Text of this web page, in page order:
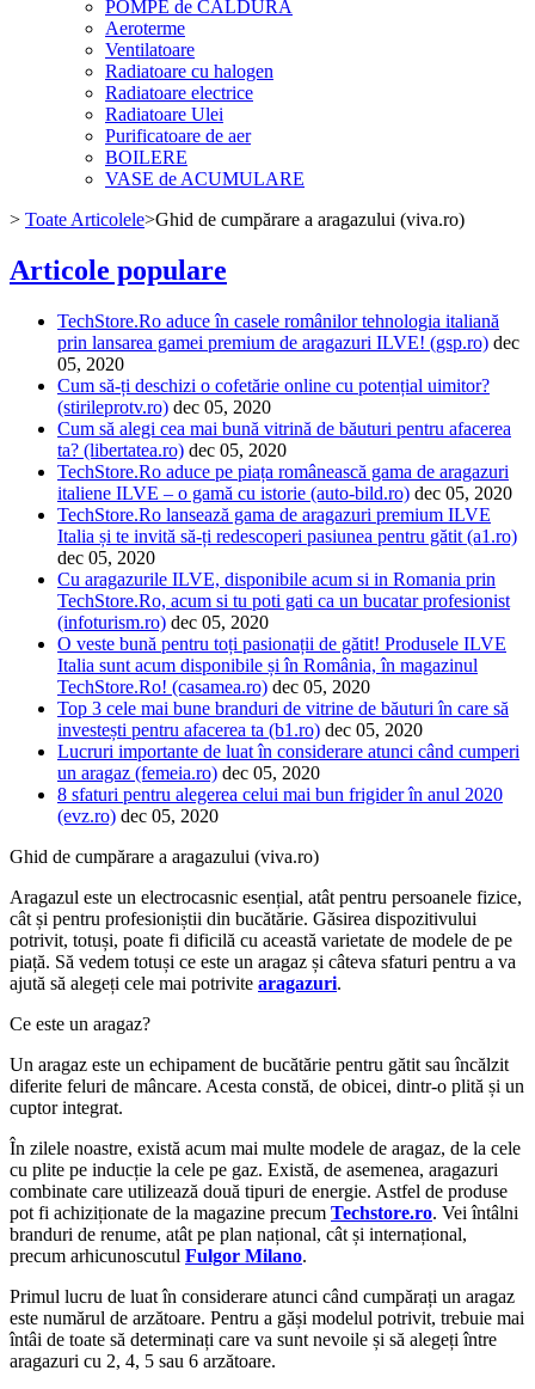
POMPE de CALDURA
Aeroterme
Ventilatoare
Radiatoare cu halogen
Radiatoare electrice
Radiatoare Ulei
Purificatoare de aer
BOILERE
VASE de ACUMULARE
> Toate Articolele>Ghid de cumpărare a aragazului (viva.ro)
Articole populare
TechStore.Ro aduce în casele românilor tehnologia italiană
prin lansarea gamei premium de aragazuri ILVE! (gsp.ro) dec
05, 2020
Cum să-ți deschizi o cofetărie online cu potențial uimitor?
(stirileprotv.ro) dec 05, 2020
Cum să alegi cea mai bună vitrină de băuturi pentru afacerea
ta? (libertatea.ro) dec 05, 2020
TechStore.Ro aduce pe piața românească gama de aragazuri
italiene ILVE – o gamă cu istorie (auto-bild.ro) dec 05, 2020
TechStore.Ro lansează gama de aragazuri premium ILVE
Italia și te invită să-ți redescoperi pasiunea pentru gătit (a1.ro)
dec 05, 2020
Cu aragazurile ILVE, disponibile acum si in Romania prin
TechStore.Ro, acum si tu poti gati ca un bucatar profesionist
(infoturism.ro) dec 05, 2020
O veste bună pentru toți pasionații de gătit! Produsele ILVE
Italia sunt acum disponibile și în România, în magazinul
TechStore.Ro! (casamea.ro) dec 05, 2020
Top 3 cele mai bune branduri de vitrine de băuturi în care să
investești pentru afacerea ta (b1.ro) dec 05, 2020
Lucruri importante de luat în considerare atunci când cumperi
un aragaz (femeia.ro) dec 05, 2020
8 sfaturi pentru alegerea celui mai bun frigider în anul 2020
(evz.ro) dec 05, 2020
Ghid de cumpărare a aragazului (viva.ro)
Aragazul este un electrocasnic esențial, atât pentru persoanele fizice,
cât și pentru profesioniștii din bucătărie. Găsirea dispozitivului
potrivit, totuși, poate fi dificilă cu această varietate de modele de pe
piață. Să vedem totuși ce este un aragaz și câteva sfaturi pentru a va
ajută să alegeți cele mai potrivite aragazuri.
Ce este un aragaz?
Un aragaz este un echipament de bucătărie pentru gătit sau încălzit
diferite feluri de mâncare. Acesta constă, de obicei, dintr-o plită și un
cuptor integrat.
În zilele noastre, există acum mai multe modele de aragaz, de la cele
cu plite pe inducție la cele pe gaz. Există, de asemenea, aragazuri
combinate care utilizează două tipuri de energie. Astfel de produse
pot fi achiziționate de la magazine precum Techstore.ro. Vei întâlni
branduri de renume, atât pe plan național, cât și internațional,
precum arhicunoscutul Fulgor Milano.
Primul lucru de luat în considerare atunci când cumpărați un aragaz
este numărul de arzătoare. Pentru a găși modelul potrivit, trebuie mai
întâi de toate să determinați care va sunt nevoile și să alegeți între
aragazuri cu 2, 4, 5 sau 6 arzătoare.